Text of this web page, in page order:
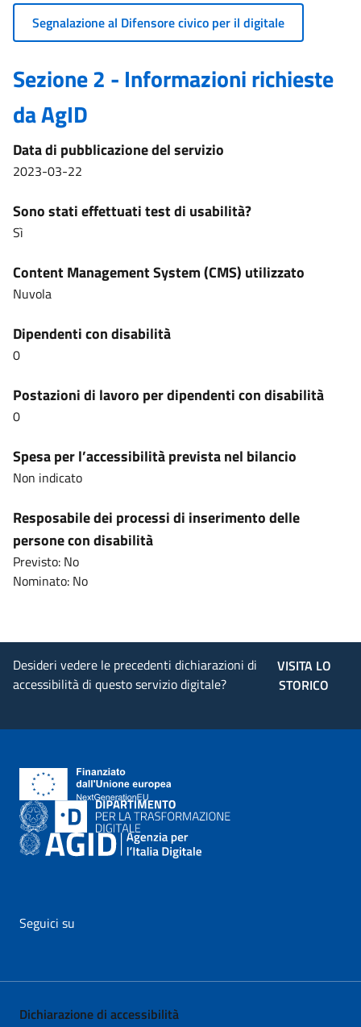
Segnalazione al Difensore civico per il digitale
Sezione 2 - Informazioni richieste
da AgID
Data di pubblicazione del servizio
2023-03-22
Sono stati effettuati test di usabilità?
Sì
Content Management System (CMS) utilizzato
Nuvola
Dipendenti con disabilità
0
Postazioni di lavoro per dipendenti con disabilità
0
Spesa per l’accessibilità prevista nel bilancio
Non indicato
Resposabile dei processi di inserimento delle
persone con disabilità
Previsto: No
Nominato: No
Desideri vedere le precedenti dichiarazioni di
accessibilità di questo servizio digitale?
VISITA LO
STORICO
Seguici su
Dichiarazione di accessibilità